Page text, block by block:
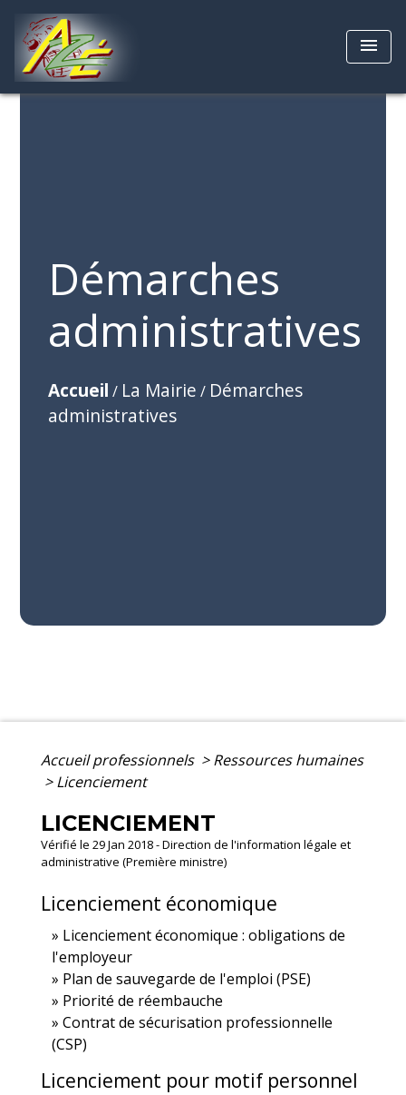
menu
Démarches
administratives
Accueil / La Mairie / Démarches
administratives
Accueil professionnels > Ressources humaines
> Licenciement
LICENCIEMENT
Vérifié le 29 Jan 2018 - Direction de l'information légale et
administrative (Première ministre)
Licenciement économique
Licenciement économique : obligations de
l'employeur
Plan de sauvegarde de l'emploi (PSE)
Priorité de réembauche
Contrat de sécurisation professionnelle
(CSP)
Licenciement pour motif personnel